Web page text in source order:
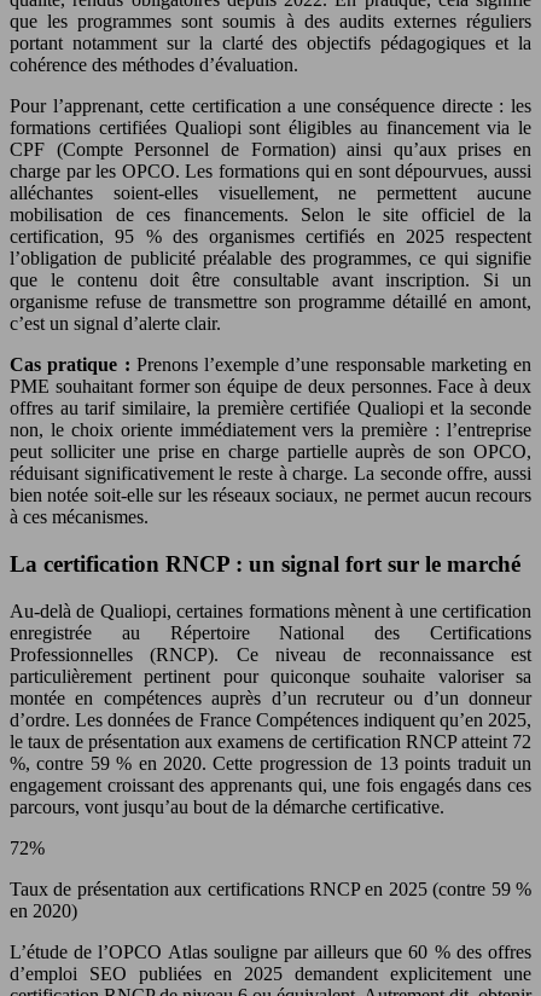
que les programmes sont soumis à des audits externes réguliers
portant notamment sur la clarté des objectifs pédagogiques et la
cohérence des méthodes d’évaluation.
Pour l’apprenant, cette certification a une conséquence directe : les
formations certifiées Qualiopi sont éligibles au financement via le
CPF (Compte Personnel de Formation) ainsi qu’aux prises en
charge par les OPCO. Les formations qui en sont dépourvues, aussi
alléchantes soient-elles visuellement, ne permettent aucune
mobilisation de ces financements. Selon le site officiel de la
certification, 95 % des organismes certifiés en 2025 respectent
l’obligation de publicité préalable des programmes, ce qui signifie
que le contenu doit être consultable avant inscription. Si un
organisme refuse de transmettre son programme détaillé en amont,
c’est un signal d’alerte clair.
Cas pratique : Prenons l’exemple d’une responsable marketing en
PME souhaitant former son équipe de deux personnes. Face à deux
offres au tarif similaire, la première certifiée Qualiopi et la seconde
non, le choix oriente immédiatement vers la première : l’entreprise
peut solliciter une prise en charge partielle auprès de son OPCO,
réduisant significativement le reste à charge. La seconde offre, aussi
bien notée soit-elle sur les réseaux sociaux, ne permet aucun recours
à ces mécanismes.
La certification RNCP : un signal fort sur le marché
Au-delà de Qualiopi, certaines formations mènent à une certification
enregistrée au Répertoire National des Certifications
Professionnelles (RNCP). Ce niveau de reconnaissance est
particulièrement pertinent pour quiconque souhaite valoriser sa
montée en compétences auprès d’un recruteur ou d’un donneur
d’ordre. Les données de France Compétences indiquent qu’en 2025,
le taux de présentation aux examens de certification RNCP atteint 72
%, contre 59 % en 2020. Cette progression de 13 points traduit un
engagement croissant des apprenants qui, une fois engagés dans ces
parcours, vont jusqu’au bout de la démarche certificative.
72%
Taux de présentation aux certifications RNCP en 2025 (contre 59 %
en 2020)
L’étude de l’OPCO Atlas souligne par ailleurs que 60 % des offres
d’emploi SEO publiées en 2025 demandent explicitement une